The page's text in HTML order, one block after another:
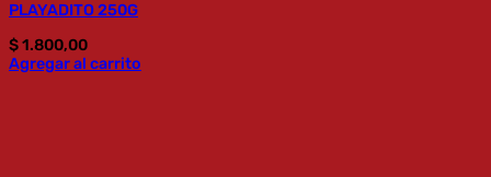
PLAYADITO 250G
$1.800,00
Agregar al carrito